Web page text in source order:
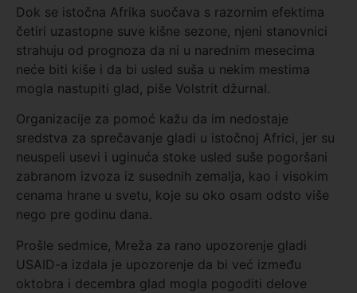
Dok se istočna Afrika suočava s razornim efektima
četiri uzastopne suve kišne sezone, njeni stanovnici
strahuju od prognoza da ni u narednim mesecima
neće biti kiše i da bi usled suša u nekim mestima
mogla nastupiti glad, piše Volstrit džurnal.
Organizacije za pomoć kažu da im nedostaje
sredstva za sprečavanje gladi u istočnoj Africi, jer su
neuspeli usevi i uginuća stoke usled suše pogoršani
zabranom izvoza iz susednih zemalja, kao i visokim
cenama hrane u svetu, koje su oko osam odsto više
nego pre godinu dana.
Prošle sedmice, Mreža za rano upozorenje gladi
USAID-a izdala je upozorenje da bi već između
oktobra i decembra glad mogla pogoditi delove